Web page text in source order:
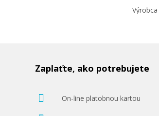
Zaplaťte, ako potrebujete
On-line platobnou kartou